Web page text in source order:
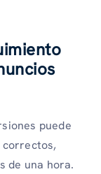
puede
de una hora.